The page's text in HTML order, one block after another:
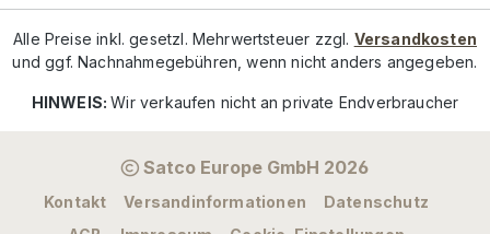
Alle Preise inkl. gesetzl. Mehrwertsteuer zzgl. Versandkosten
und ggf. Nachnahmegebühren, wenn nicht anders angegeben.
HINWEIS:Wir verkaufen nicht an private Endverbraucher
Satco Europe GmbH 2026
Kontakt Versandinformationen
Datenschutz